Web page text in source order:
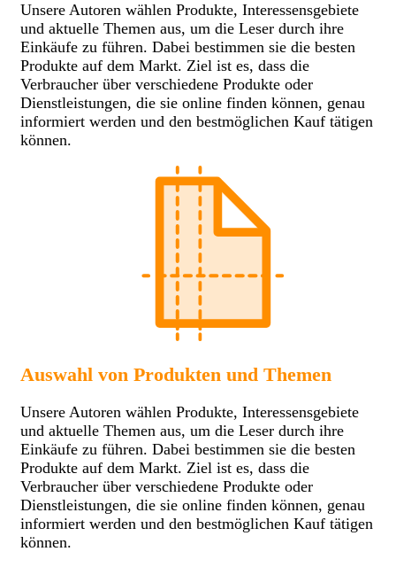
Unsere Autoren wählen Produkte, Interessensgebiete
und aktuelle Themen aus, um die Leser durch ihre
Einkäufe zu führen. Dabei bestimmen sie die besten
Produkte auf dem Markt. Ziel ist es, dass die
Verbraucher über verschiedene Produkte oder
Dienstleistungen, die sie online finden können, genau
informiert werden und den bestmöglichen Kauf tätigen
können.
Auswahl von Produkten und Themen
Unsere Autoren wählen Produkte, Interessensgebiete
und aktuelle Themen aus, um die Leser durch ihre
Einkäufe zu führen. Dabei bestimmen sie die besten
Produkte auf dem Markt. Ziel ist es, dass die
Verbraucher über verschiedene Produkte oder
Dienstleistungen, die sie online finden können, genau
informiert werden und den bestmöglichen Kauf tätigen
können.